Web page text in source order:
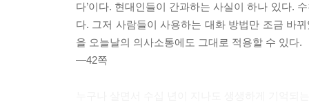
다’이다. 현대인들이 간과하는 사실이 하나 있다.
다. 그저 사람들이 사용하는 대화 방법만 조금 바
을 오늘날의 의사소통에도 그대로 적용할 수 있다.
―42쪽